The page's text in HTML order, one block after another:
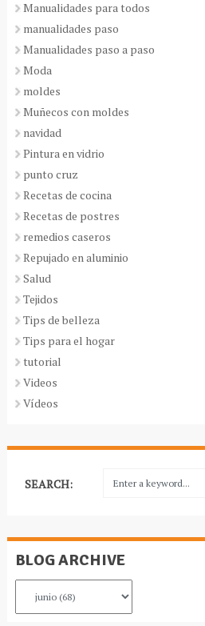
Manualidades para todos
manualidades paso
Manualidades paso a paso
Moda
moldes
Muñecos con moldes
navidad
Pintura en vidrio
punto cruz
Recetas de cocina
Recetas de postres
remedios caseros
Repujado en aluminio
Salud
Tejidos
Tips de belleza
Tips para el hogar
tutorial
Videos
Vídeos
SEARCH:
BLOG ARCHIVE